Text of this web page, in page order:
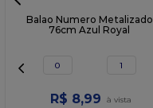
Balao Numero Metalizado
76cm Azul Royal
0 1
R$ 8,99